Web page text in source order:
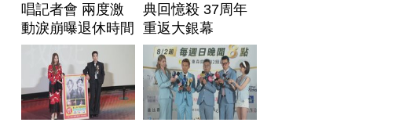
唱記者會 兩度激
動淚崩曝退休時間
典回憶殺 37周年
重返大銀幕